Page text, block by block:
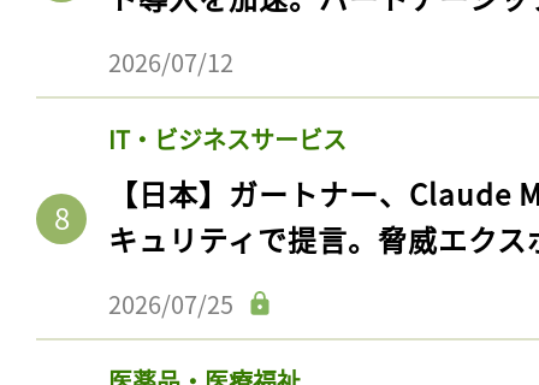
2026/07/12
IT・ビジネスサービス
【日本】ガートナー、Claude
キュリティで提言。脅威エク
2026/07/25